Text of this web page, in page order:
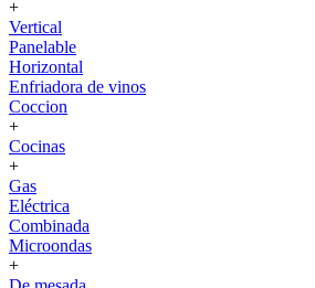
+
Vertical
Panelable
Horizontal
Enfriadora de vinos
Coccion
+
Cocinas
+
Gas
Eléctrica
Combinada
Microondas
+